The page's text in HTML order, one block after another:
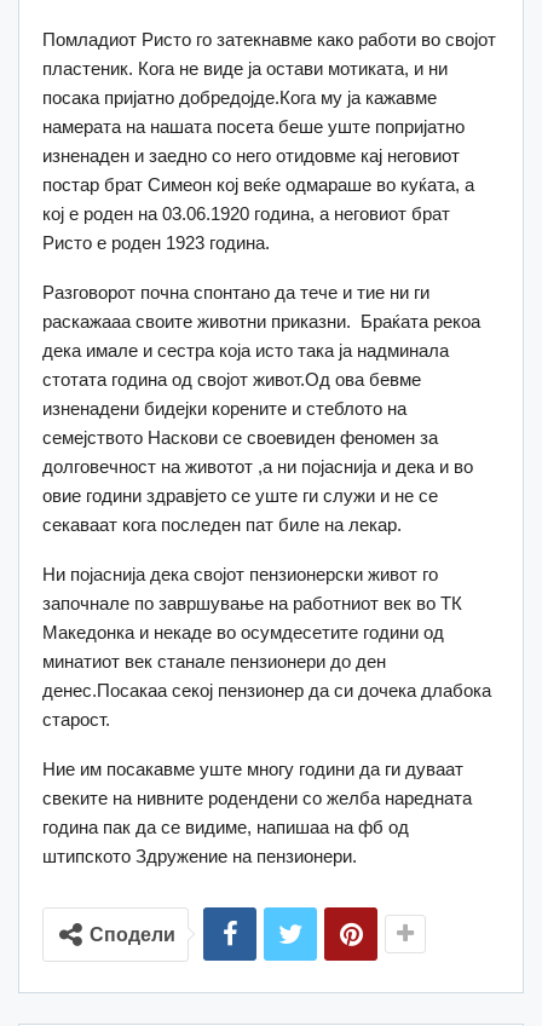
Помладиот Ристо го затекнавме како работи во својот
пластеник. Кога не виде ја остави мотиката, и ни
посака пријатно добредојде.Кога му ја кажавме
намерата на нашата посета беше уште попријатно
изненаден и заедно со него отидовме кај неговиот
постар брат Симеон кој веќе одмараше во куќата, а
кој е роден на 03.06.1920 година, а неговиот брат
Ристо е роден 1923 година.
Разговорот почна спонтано да тече и тие ни ги
раскажааа своите животни приказни. Браќата рекоа
дека имале и сестра која исто така ја надминала
стотата година од својот живот.Од ова бевме
изненадени бидејки корените и стеблото на
семејството Наскови се своевиден феномен за
долговечност на животот ,а ни појаснија и дека и во
овие години здравјето се уште ги служи и не се
секаваат кога последен пат биле на лекар.
Ни појаснија дека својот пензионерски живот го
започнале по завршување на работниот век во ТК
Македонка и некаде во осумдесетите години од
минатиот век станале пензионери до ден
денес.Посакаа секој пензионер да си дочека длабока
старост.
Ние им посакавме уште многу години да ги дуваат
свеките на нивните родендени со желба наредната
година пак да се видиме, напишаа на фб од
штипското Здружение на пензионери.
Сподели